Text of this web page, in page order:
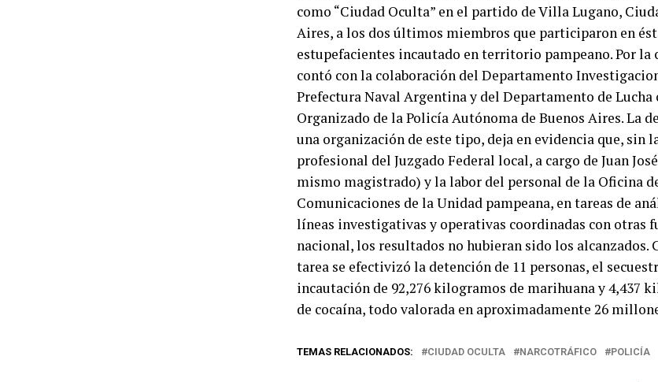
como “Ciudad Oculta” en el partido de Villa Lugano,
Aires, a los dos últimos miembros que participaron en
estupefacientes incautado en territorio pampeano. Por la
contó con la colaboración del Departamento
Prefectura Naval Argentina y del Departamento de
Organizado de la Policía Autónoma de Buenos Aires. La
una organización de este tipo, deja en evidencia que, sin
profesional del Juzgado Federal local, a cargo de Juan
mismo magistrado) y la labor del personal de la Oficina
Comunicaciones de la Unidad pampeana, en tareas de
líneas investigativas y operativas coordinadas con otras
nacional, los resultados no hubieran sido los alcanzados.
tarea se efectivizó la detención de 11 personas, el
incautación de 92,276 kilogramos de marihuana y 4,437
de cocaína, todo valorada en aproximadamente 26
TEMAS RELACIONADOS: CIUDAD OCULTA NARCOTRÁFICO POLICÍA